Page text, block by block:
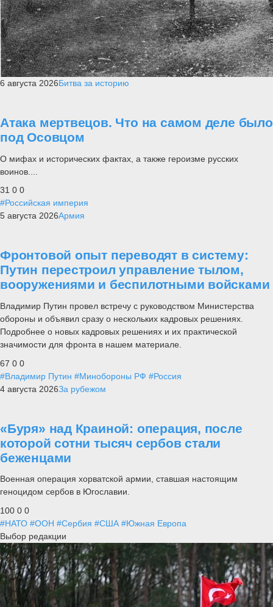
6 августа 2026Битва за историю
Атака мертвецов. Что на самом деле было
под Осовцом
О мифах и исторических фактах, а также героизме русских
воинов....
31 0 0
#Российская империя
5 августа 2026Армия
Фронтовой опыт переводят в систему:
Путин перестроил управление тылом,
вооружениями и беспилотными войсками
Владимир Путин провел встречу с руководством Министерства
обороны и объявил сразу о нескольких кадровых решениях.
Подробнее о новых кадровых решениях и их практической
значимости для фронта в нашем материале.
67 0 0
#Владимир Путин #Минобороны РФ #Россия
4 августа 2026За рубежом
«Буря» над Краиной: операция, после
которой сотни тысяч сербов стали
беженцами
Военная операция хорватской армии, ставшая настоящим
геноцидом сербов в Югославии.
100 0 0
#НАТО #ООН #Сербия #США #Южная Европа
Выбор редакции